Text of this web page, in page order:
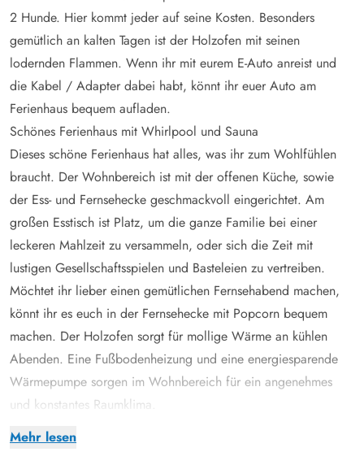
Mehr lesen
2 Hunde. Hier kommt jeder auf seine Kosten. Besonders
gemütlich an kalten Tagen ist der Holzofen mit seinen
lodernden Flammen. Wenn ihr mit eurem E-Auto anreist und
die Kabel / Adapter dabei habt, könnt ihr euer Auto am
Ferienhaus bequem aufladen.
Schönes Ferienhaus mit Whirlpool und Sauna
Dieses schöne Ferienhaus hat alles, was ihr zum Wohlfühlen
braucht. Der Wohnbereich ist mit der offenen Küche, sowie
der Ess- und Fernsehecke geschmackvoll eingerichtet. Am
großen Esstisch ist Platz, um die ganze Familie bei einer
leckeren Mahlzeit zu versammeln, oder sich die Zeit mit
lustigen Gesellschaftsspielen und Basteleien zu vertreiben.
Möchtet ihr lieber einen gemütlichen Fernsehabend machen,
könnt ihr es euch in der Fernsehecke mit Popcorn bequem
machen. Der Holzofen sorgt für mollige Wärme an kühlen
Abenden. Eine Fußbodenheizung und eine energiesparende
Wärmepumpe sorgen im Wohnbereich für ein angenehmes
und konstantes Raumklima.
Kalte Füße bekommt ihr auch nicht, denn in den 2 Bädern gibt